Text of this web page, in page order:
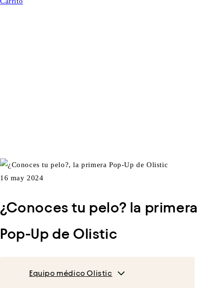
16 may 2024
¿Conoces tu pelo? la primera
Pop-Up de Olistic
Equipo médico Olistic